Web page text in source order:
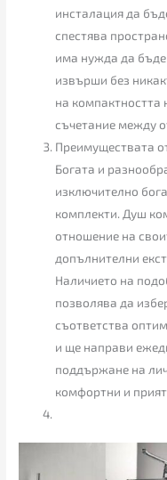
инсталация да
спестява
има нужда да
извърши без
на компактността
съчетание между
Преимуществата
Богата и
изключително
комплекти. Душ
отношение на
допълнителни
Наличието на
позволява да
съответства
и ще направи
поддържане на
комфортни и